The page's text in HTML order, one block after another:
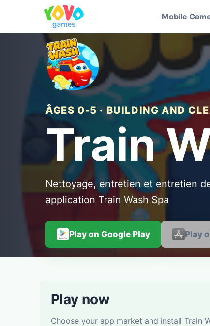
Mobile
ÂGES 0-5 · BUILDING AND
Train
Nettoyage, entretien et entretien
application Train Wash Spa
Play on Google Play Play
Play now
Choose your app market and install Train